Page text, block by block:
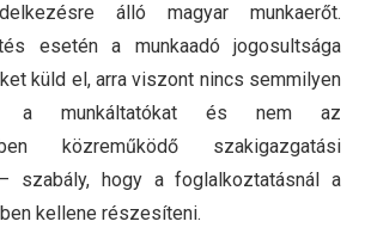
álló magyar munkaerőt.
esetén a munkaadó jogosultsága
küld el, arra viszont nincs semmilyen
a munkáltatókat és nem az
közreműködő szakigazgatási
szabály, hogy a foglalkoztatásnál a
kellene részesíteni.